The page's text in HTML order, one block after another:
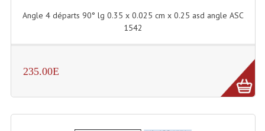
Lampes Théatre
Lyres
Angle 4 départs 90° lg 0.35 x 0.025 cm x 0.25 asd angle ASC
1542
235.00E